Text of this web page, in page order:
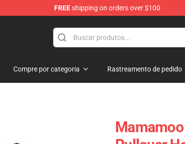
FREEshipping on orders over $100
Compre por categoria Rastreamento de pedido